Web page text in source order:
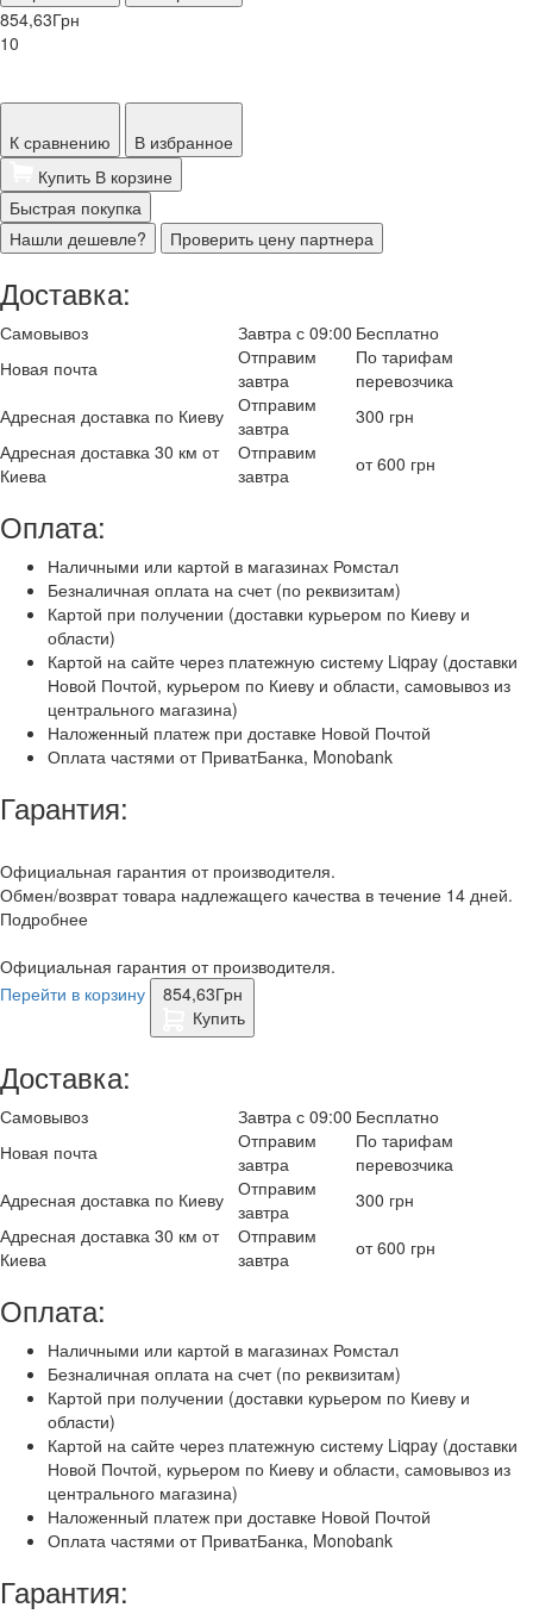
854,63Грн
10
К сравнению
В избранное
Купить В корзине
Быстрая покупка
Нашли дешевле?
Проверить цену партнера
Доставка:
Самовывоз Завтра с 09:00 Бесплатно
Новая почта
Отправим
завтра
По тарифам
перевозчика
Адресная доставка по Киеву Отправим
завтра
300 грн
Адресная доставка 30 км от
Киева
Отправим
завтра
от 600 грн
Оплата:
Наличными или картой в магазинах Ромстал
Безналичная оплата на счет (по реквизитам)
Картой при получении (доставки курьером по Киеву и
области)
Картой на сайте через платежную систему Liqpay (доставки
Новой Почтой, курьером по Киеву и области, самовывоз из
центрального магазина)
Наложенный платеж при доставке Новой Почтой
Оплата частями от ПриватБанка, Monobank
Гарантия:
Официальная гарантия от производителя.
Обмен/возврат товара надлежащего качества в течение 14 дней.
Подробнее
Официальная гарантия от производителя.
Перейти в корзину
854,63Грн
Купить
Доставка:
Самовывоз Завтра с 09:00 Бесплатно
Новая почта
Отправим
завтра
По тарифам
перевозчика
Адресная доставка по Киеву Отправим
завтра
300 грн
Адресная доставка 30 км от
Киева
Отправим
завтра
от 600 грн
Оплата:
Наличными или картой в магазинах Ромстал
Безналичная оплата на счет (по реквизитам)
Картой при получении (доставки курьером по Киеву и
области)
Картой на сайте через платежную систему Liqpay (доставки
Новой Почтой, курьером по Киеву и области, самовывоз из
центрального магазина)
Наложенный платеж при доставке Новой Почтой
Оплата частями от ПриватБанка, Monobank
Гарантия: